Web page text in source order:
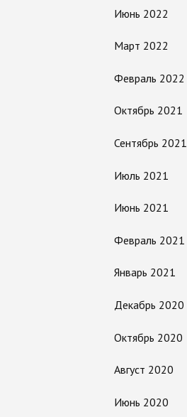
Июнь 2022
Март 2022
Февраль 2022
Октябрь 2021
Сентябрь 2021
Июль 2021
Июнь 2021
Февраль 2021
Январь 2021
Декабрь 2020
Октябрь 2020
Август 2020
Июнь 2020